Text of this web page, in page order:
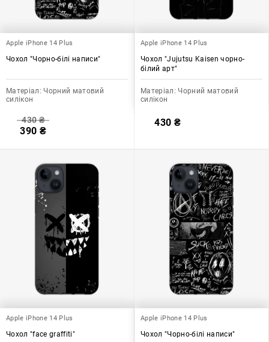
Apple iPhone 14 Plus
Чохол "Чорно-білі написи"
Матеріал: Чорний матовий
силікон
430₴
390 ₴
Apple iPhone 14 Plus
Чохол "Jujutsu Kaisen чорно-
білий арт"
Матеріал: Чорний матовий
силікон
430 ₴
Apple iPhone 14 Plus
Чохол "face graffiti"
Apple iPhone 14 Plus
Чохол "Чорно-білі написи"